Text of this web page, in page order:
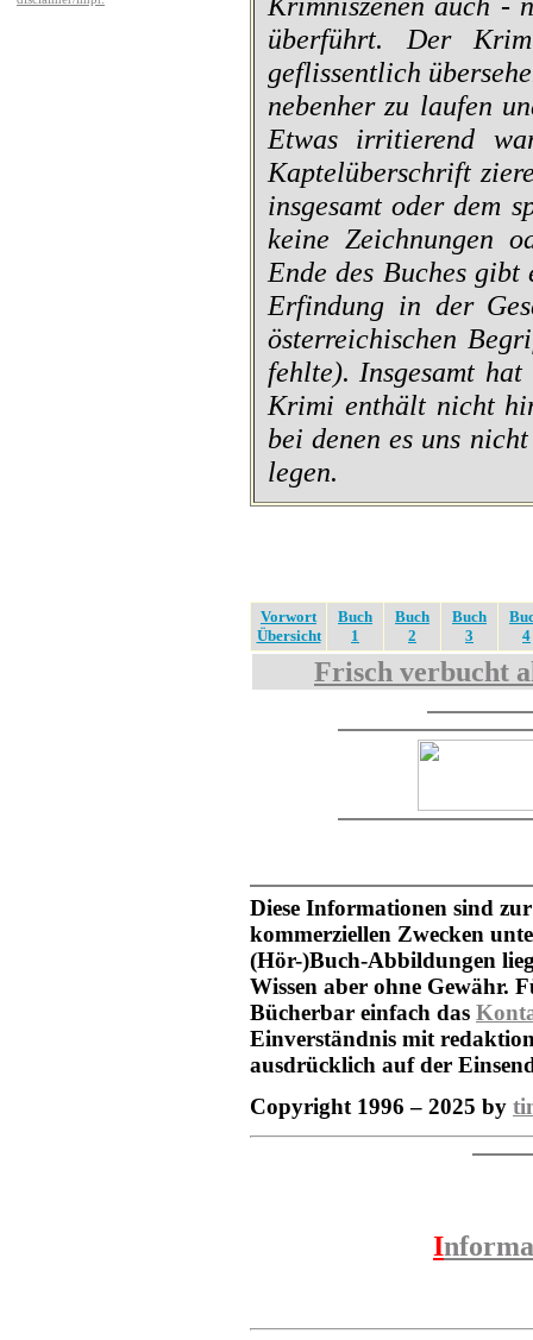
überführt. Der
geflissentlich
nebenher zu laufen
Etwas irritierend
Kaptelüberschrift
insgesamt oder dem
keine Zeichnungen
Ende des Buches
Erfindung in der
österreichischen
fehlte). Insgesamt
Krimi enthält nicht
bei denen es uns
legen.
Vorwort
Übersicht
Buch
1
Buch
2
Buch
3
4
Frisch verbucht
Diese Informationen sind
kommerziellen Zwecken
(Hör-)Buch-Abbildungen
Wissen aber ohne Gewähr.
Bücherbar einfach das
Einverständnis mit
ausdrücklich auf der
Copyright 1996 – 2025 by
I